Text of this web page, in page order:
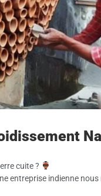
cuite ?
entreprise indienne